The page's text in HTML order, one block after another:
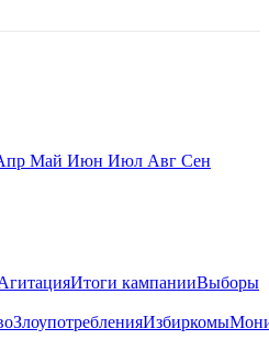
Май Июн Июл Авг Сен
Итоги кампанииВыборы
ЗлоупотребленияИзбиркомы